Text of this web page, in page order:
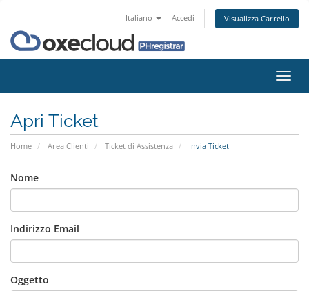
Italiano Accedi Visualizza Carrello
Attiva
Apri Ticket
Home Area Clienti Ticket di Assistenza Invia Ticket
Nome
Indirizzo Email
Oggetto